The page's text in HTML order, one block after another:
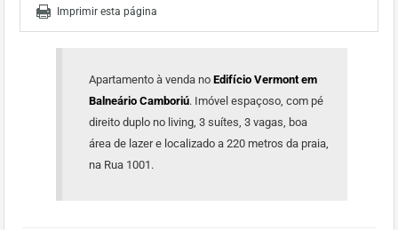
Imprimir esta página
Apartamento à venda no Edifício Vermont em
Balneário Camboriú. Imóvel espaçoso, com pé
direito duplo no living, 3 suítes, 3 vagas, boa
área de lazer e localizado a 220 metros da praia,
na Rua 1001.